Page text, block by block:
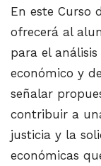
En este Curso
ofrecerá al
para el
económico y
señalar
contribuir a
justicia y la
económicas